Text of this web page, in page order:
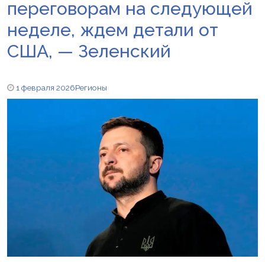
переговорам на следующей
неделе, ждем детали от
США, — Зеленский
1 февраля 2026Регионы